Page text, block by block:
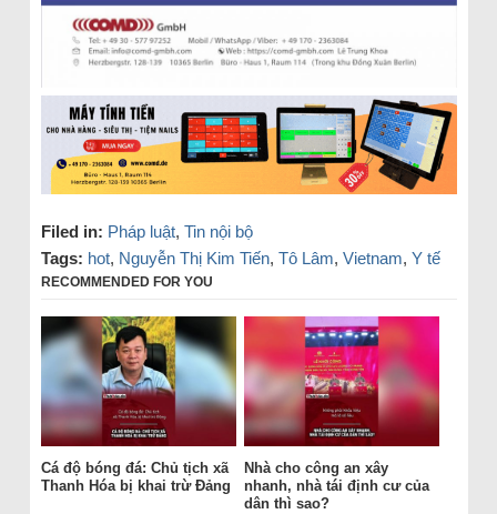
Filed in: Pháp luật, Tin nội bộ
Tags: hot, Nguyễn Thị Kim Tiến, Tô Lâm, Vietnam, Y tế
RECOMMENDED FOR YOU
Cá độ bóng đá: Chủ tịch xã
Thanh Hóa bị khai trừ Đảng
Nhà cho công an xây
nhanh, nhà tái định cư của
dân thì sao?